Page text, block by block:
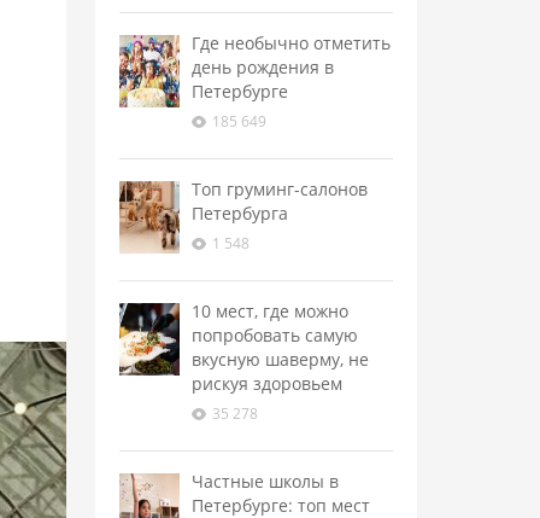
Где необычно отметить
день рождения в
Петербурге
185 649
Топ груминг-салонов
Петербурга
1 548
10 мест, где можно
попробовать самую
вкусную шаверму, не
рискуя здоровьем
35 278
Частные школы в
Петербурге: топ мест